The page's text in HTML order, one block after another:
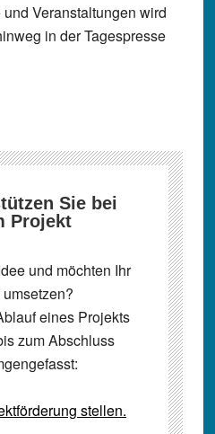
Veranstaltungen wird
in der Tagespresse
Sie bei
Projekt
und möchten Ihr
eines Projekts
zum Abschluss
stellen.